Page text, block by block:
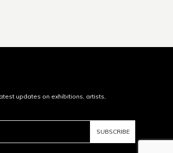
updates on exhibitions, artists,
SUBSCRIBE